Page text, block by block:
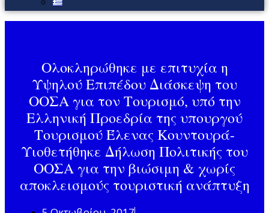
Ολοκληρώθηκε με επιτυχία η
Υψηλού Επιπέδου Διάσκεψη του
ΟΟΣΑ για τον Τουρισμό, υπό την
Ελληνική Προεδρία της υπουργού
Τουρισμού Έλενας Κουντουρά-
Υιοθετήθηκε Δήλωση Πολιτικής του
ΟΟΣΑ για την βιώσιμη & χωρίς
αποκλεισμούς τουριστική ανάπτυξη